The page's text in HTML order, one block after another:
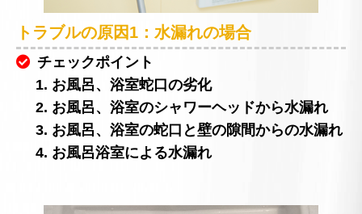
トラブルの原因1：水漏れの場合
チェックポイント
1. お風呂、浴室蛇口の劣化
2. お風呂、浴室のシャワーヘッドから水漏れ
3. お風呂、浴室の蛇口と壁の隙間からの水漏れ
4. お風呂浴室による水漏れ